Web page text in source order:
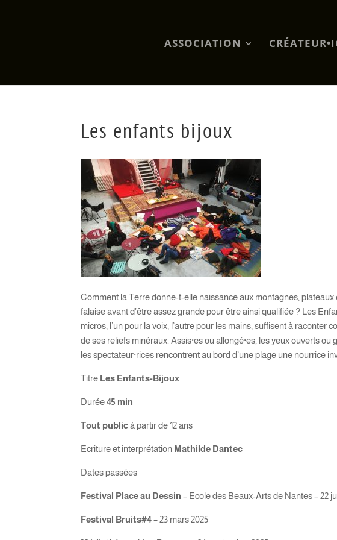
ASSOCIATION
Les enfants bijoux
Comment la Terre donne-t-elle naissance aux montagnes,
falaise avant d’être assez grande pour être ainsi qualifiée ? Les
micros, l’un pour la voix, l’autre pour les mains, suffisent à
de ses reliefs minéraux. Assis·es ou allongé·es, les yeux ouverts ou
les spectateur·rices rencontrent au bord d’une plage une nourrice
Titre Les Enfants-Bijoux
Durée45 min
Tout publicà partir de 12 ans
Ecriture et interprétation Mathilde Dantec
Dates passées
Festival Place au Dessin – Ecole des Beaux-Arts de Nantes – 22
Festival Bruits#4– 23 mars 2025